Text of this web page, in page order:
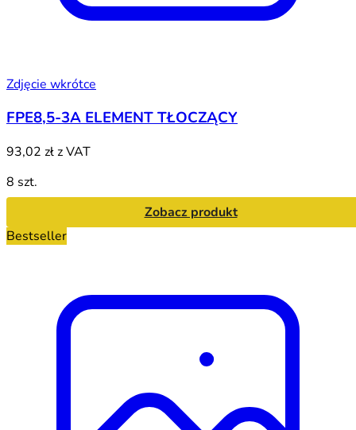
Zdjęcie wkrótce
FPE8,5-3A ELEMENT TŁOCZĄCY
93,02 złz VAT
8 szt.
Zobacz produkt
Bestseller